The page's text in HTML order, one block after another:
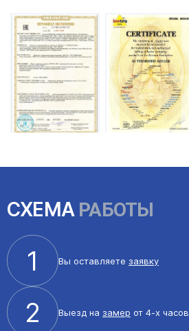
СХЕМАРАБОТЫ
1 Вы оставляете заявку
2 Выезд на замер от 4-х часов